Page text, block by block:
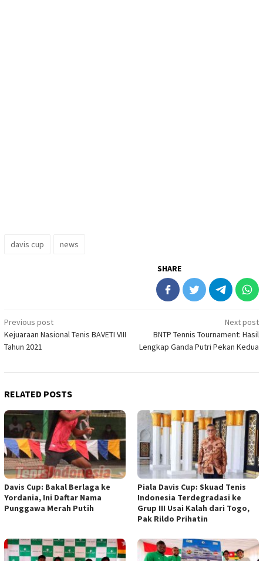
davis cup news
SHARE
Post
navigation
Previous post
Kejuaraan Nasional Tenis BAVETI VIII
Tahun 2021
Next post
BNTP Tennis Tournament: Hasil
Lengkap Ganda Putri Pekan Kedua
RELATED POSTS
Davis Cup: Bakal Berlaga ke
Yordania, Ini Daftar Nama
Punggawa Merah Putih
Piala Davis Cup: Skuad Tenis
Indonesia Terdegradasi ke
Grup III Usai Kalah dari Togo,
Pak Rildo Prihatin